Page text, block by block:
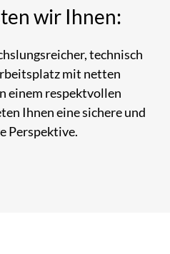
wir Ihnen:
technisch
mit netten
einem respektvollen
Ihnen eine sichere und
Perspektive.